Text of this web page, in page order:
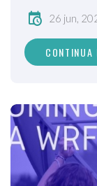
26 jun,
CONTINUA